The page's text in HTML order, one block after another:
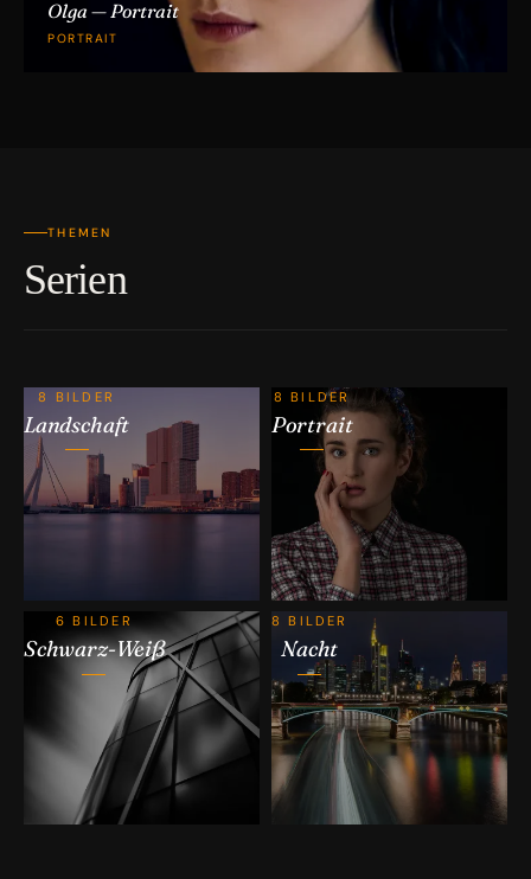
Olga — Portrait
PORTRAIT
THEMEN
Serien
8 BILDER
Landschaft
8 BILDER
Portrait
6 BILDER
Schwarz-Weiß
8 BILDER
Nacht